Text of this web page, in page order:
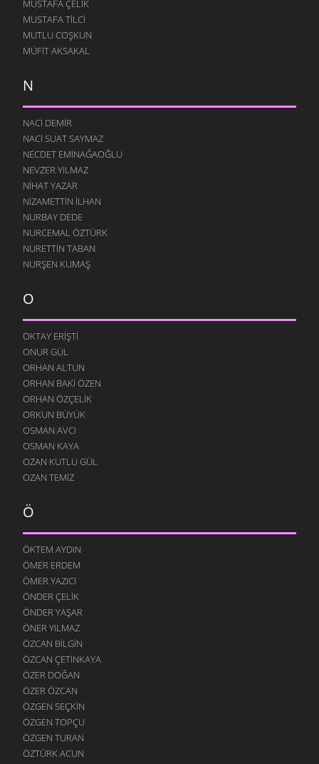
MUSTAFA ÇELIK
MUSTAFA TILCI
MUTLU COŞKUN
MÜFIT AKSAKAL
N
NACI DEMIR
NACI SUAT SAYMAZ
NECDET EMINAĞAOĞLU
NEVZER YILMAZ
NIHAT YAZAR
NIZAMETTIN İLHAN
NURBAY DEDE
NURCEMAL ÖZTÜRK
NURETTIN TABAN
NURŞEN KUMAŞ
O
OKTAY ERIŞTI
ONUR GÜL
ORHAN ALTUN
ORHAN BAKI ÖZEN
ORHAN ÖZÇELIK
ORKUN BÜYÜK
OSMAN AVCI
OSMAN KAYA
OZAN KUTLU GÜL
OZAN TEMIZ
Ö
ÖKTEM AYDIN
ÖMER ERDEM
ÖMER YAZICI
ÖNDER ÇELIK
ÖNDER YAŞAR
ÖNER YILMAZ
ÖZCAN BILGIN
ÖZCAN ÇETINKAYA
ÖZER DOĞAN
ÖZER ÖZCAN
ÖZGEN SEÇKIN
ÖZGEN TOPÇU
ÖZGEN TURAN
ÖZTÜRK ACUN